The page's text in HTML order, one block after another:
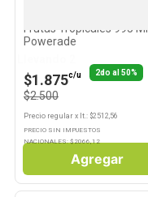
Frutas Tropicales 995 Ml
Powerade
$1.875c/u 2do al 50%
$2.500
Precio regular x lt. : $2512,56
PRECIO SIN IMPUESTOS
NACIONALES: $2066,12
Agregar